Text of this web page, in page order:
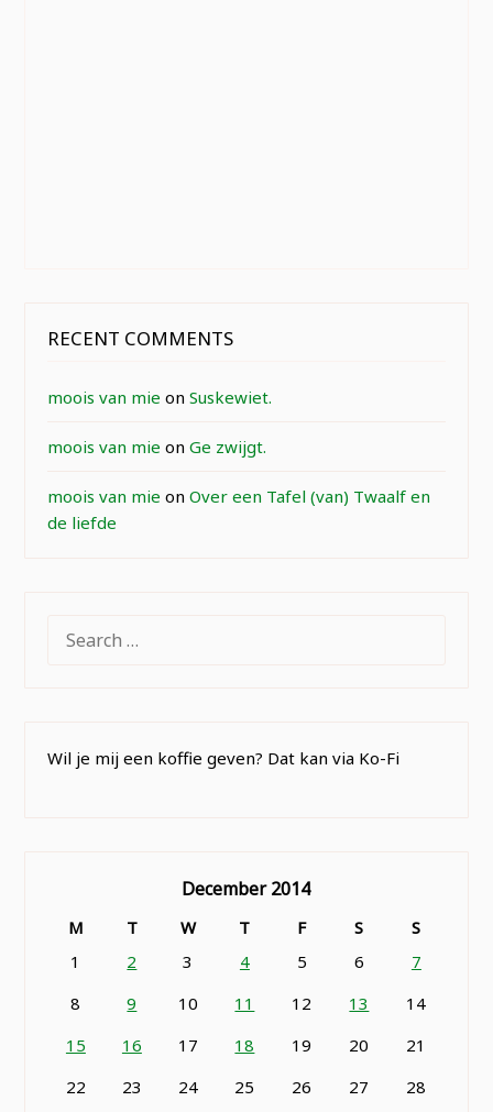
RECENT COMMENTS
moois van mie onSuskewiet.
moois van mie onGe zwijgt.
moois van mie onOver een Tafel (van) Twaalf en
de liefde
FOR:
Wil je mij een koffie geven? Dat kan via Ko-Fi
December 2014
M T W T F S
S
1
2 3 4 5 6
7
8
9 10 11 12 13
14
15
16 17 18 19 20
21
22
23 24 25 26 27
28